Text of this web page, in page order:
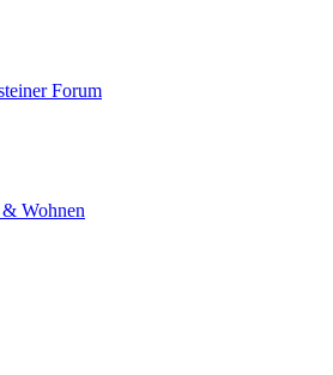
Forum
Wohnen